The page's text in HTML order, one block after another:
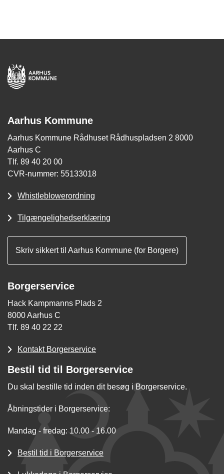
Aarhus Kommune
Aarhus Kommune Rådhuset Rådhuspladsen 2 8000
Aarhus C
Tlf. 89 40 20 00
CVR-nummer: 55133018
Whistleblowerordning
Tilgængelighedserklæring
Skriv sikkert til Aarhus Kommune (for Borgere)
Borgerservice
Hack Kampmanns Plads 2
8000 Aarhus C
Tlf. 89 40 22 22
Kontakt Borgerservice
Bestil tid til Borgerservice
Du skal bestille tid inden dit besøg i Borgerservice.
Åbningstider i Borgerservice:
Mandag - fredag: 10.00 - 16.00
Bestil tid i Borgerservice